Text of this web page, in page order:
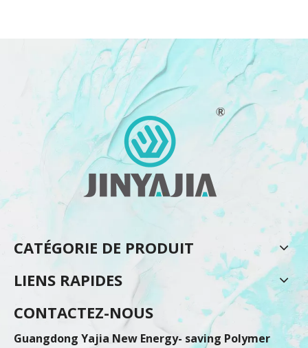
CATÉGORIE DE PRODUIT
LIENS RAPIDES
CONTACTEZ-NOUS
Guangdong Yajia New Energy- saving Polymer